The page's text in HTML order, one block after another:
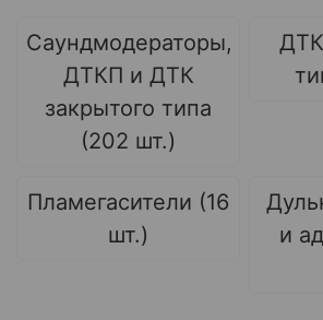
Саундмодераторы,
ДТКП и ДТК
закрытого типа
(202 шт.)
Пламегасители (16
шт.)
и